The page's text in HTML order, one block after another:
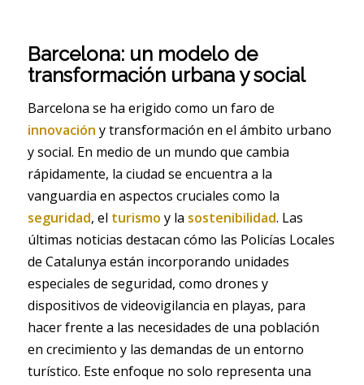
Barcelona: un modelo de
transformación urbana y social
Barcelona se ha erigido como un faro de
innovación y transformación en el ámbito urbano
y social. En medio de un mundo que cambia
rápidamente, la ciudad se encuentra a la
vanguardia en aspectos cruciales como la
seguridad, el turismo y la sostenibilidad. Las
últimas noticias destacan cómo las Policías Locales
de Catalunya están incorporando unidades
especiales de seguridad, como drones y
dispositivos de videovigilancia en playas, para
hacer frente a las necesidades de una población
en crecimiento y las demandas de un entorno
turístico. Este enfoque no solo representa una